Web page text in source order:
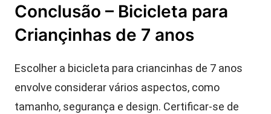
Conclusão – Bicicleta para
Criançinhas de 7 anos
Escolher a bicicleta para criancinhas de 7 anos
envolve considerar vários aspectos, como
tamanho, segurança e design. Certificar-se de